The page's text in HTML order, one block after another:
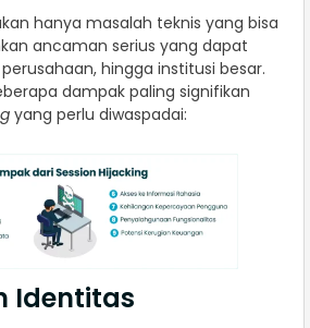
hanya masalah teknis yang bisa
ancaman serius yang dapat
hingga institusi besar.
dampak paling signifikan
yang perlu diwaspadai:
Identitas